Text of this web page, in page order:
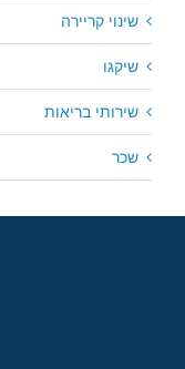
שינוי קריירה
שיקגו
שירותי בריאות
שכר